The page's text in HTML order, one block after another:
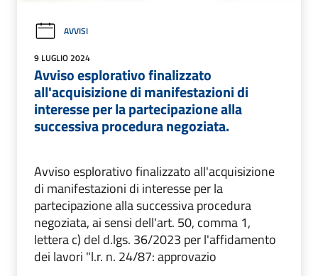
AVVISI
9 LUGLIO 2024
Avviso esplorativo finalizzato
all'acquisizione di manifestazioni di
interesse per la partecipazione alla
successiva procedura negoziata.
Avviso esplorativo finalizzato all'acquisizione
di manifestazioni di interesse per la
partecipazione alla successiva procedura
negoziata, ai sensi dell'art. 50, comma 1,
lettera c) del d.lgs. 36/2023 per l'affidamento
dei lavori "l.r. n. 24/87: approvazio